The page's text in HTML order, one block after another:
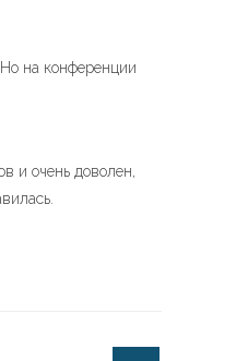
на конференции
и очень доволен,